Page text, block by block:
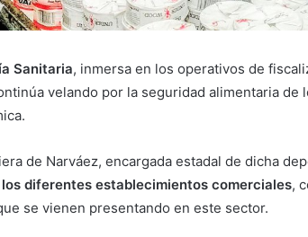
Sanitaria, inmersa en los operativos de
velando por la seguridad alimentaria de
de Narváez, encargada estadal de dicha
diferentes establecimientos comerciales,
se vienen presentando en este sector.